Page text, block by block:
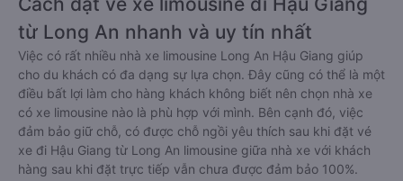
từ Long An nhanh và uy tín nhất
Việc có rất nhiều nhà xe limousine Long An Hậu Giang giúp
cho du khách có đa dạng sự lựa chọn. Đây cũng có thể là một
điều bất lợi làm cho hàng khách không biết nên chọn nhà xe
có xe limousine nào là phù hợp với mình. Bên cạnh đó, việc
đảm bảo giữ chỗ, có được chỗ ngồi yêu thích sau khi đặt vé
xe đi Hậu Giang từ Long An limousine giữa nhà xe với khách
hàng sau khi đặt trực tiếp vẫn chưa được đảm bảo 100%.